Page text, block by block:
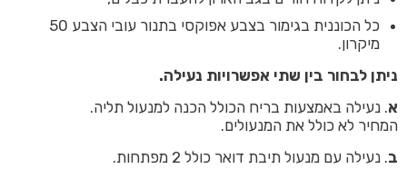
כל הכוננית בגימור בצבע אפוקסי בתנור עובי הצבע 50
מיקרון.
ניתן לבחור בין שתי אפשרויות נעילה.
א. נעילה באמצעות בריח הכולל הכנה למנעול תליה.
המחיר לא כולל את המנעולים.
ב. נעילה עם מנעול תיבת דואר כולל 2 מפתחות.